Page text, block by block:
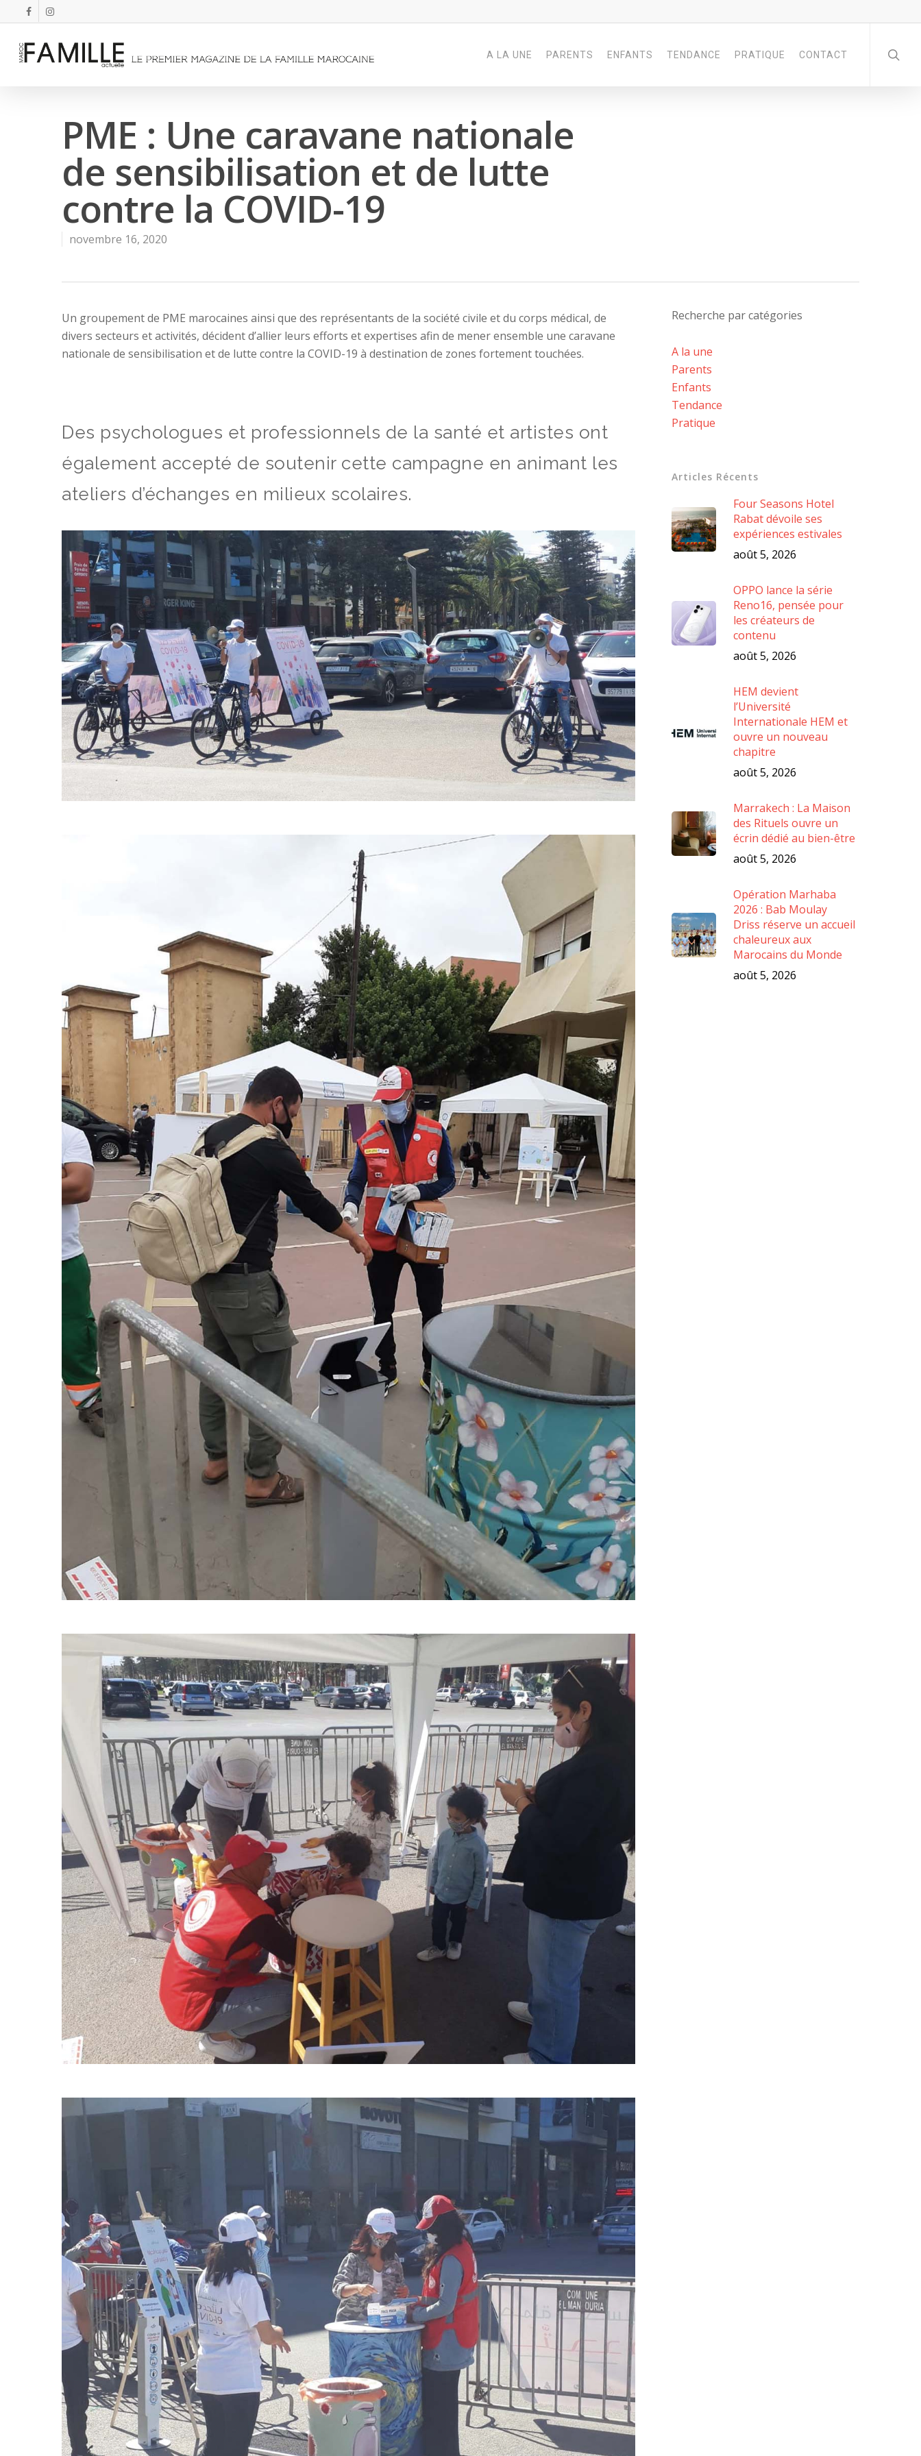
A LA UNE PARENTS ENFANTS TENDANCE PRATIQUE CONTACT
PME : Une caravane nationale
de sensibilisation et de lutte
contre la COVID-19
novembre 16, 2020
Un groupement de PME marocaines ainsi que des représentants de la société civile et du corps médical, de
divers secteurs et activités, décident d’allier leurs efforts et expertises afin de mener ensemble une caravane
nationale de sensibilisation et de lutte contre la COVID-19 à destination de zones fortement touchées.
Des psychologues et professionnels de la santé et artistes ont
également accepté de soutenir cette campagne en animant les
ateliers d’échanges en milieux scolaires.
Recherche par catégories
A la une
Parents
Enfants
Tendance
Pratique
Articles Récents
Four Seasons Hotel
Rabat dévoile ses
expériences estivales
août 5, 2026
OPPO lance la série
Reno16, pensée pour
les créateurs de
contenu
août 5, 2026
HEM devient
l’Université
Internationale HEM et
ouvre un nouveau
chapitre
août 5, 2026
Marrakech : La Maison
des Rituels ouvre un
écrin dédié au bien-être
août 5, 2026
Opération Marhaba
2026 : Bab Moulay
Driss réserve un accueil
chaleureux aux
Marocains du Monde
août 5, 2026